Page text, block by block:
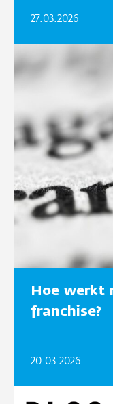
27.03.2026
Hoe werkt
franchise?
20.03.2026